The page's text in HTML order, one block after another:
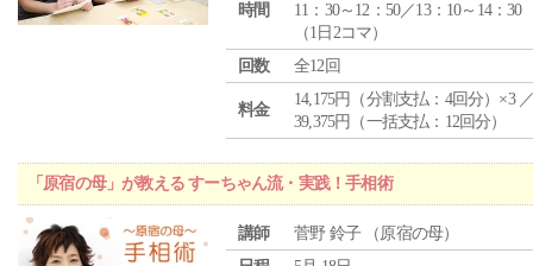
時間
11：30～12：50／13：10～14：30
（1日2コマ）
回数
全12回
料金
14,175円（分割支払：4回分）×3
39,375円（一括支払：12回分）
「原宿の母」が教える すーちゃん流・実践！手相術
講師
菅野 鈴子 （原宿の母）